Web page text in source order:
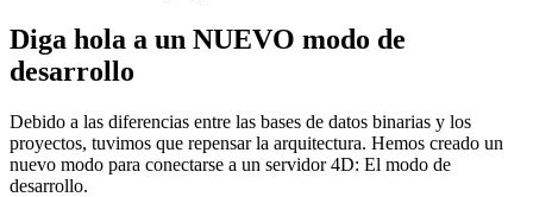
Diga hola a un NUEVO modo de
desarrollo
Debido a las diferencias entre las bases de datos binarias y los
proyectos, tuvimos que repensar la arquitectura. Hemos creado un
nuevo modo para conectarse a un servidor 4D: El modo de
desarrollo.